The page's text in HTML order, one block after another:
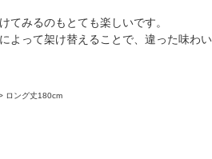
てみるのもとても楽しいです。
よって架け替えることで、違った味わい
ロング丈180cm